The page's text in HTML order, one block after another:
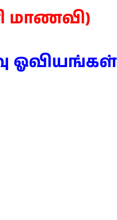
மாணவி)
ஓவியங்கள்